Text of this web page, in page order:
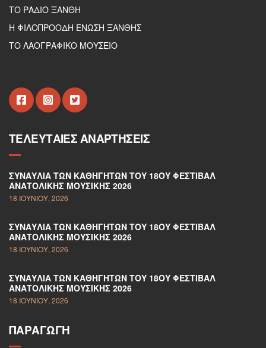
ΤΟ ΡΑΔΙΟ ΞΑΝΘΗ
Η ΦΙΛΟΠΡΟΟΔΗ ΕΝΩΣΗ ΞΑΝΘΗΣ
ΤΟ ΛΑΟΓΡΑΦΙΚΟ ΜΟΥΣΕΙΟ
ΤΕΛΕΥΤΑΊΕΣ ΑΝΑΡΤΉΣΕΙΣ
ΣΥΝΑΥΛΊΑ ΤΩΝ ΚΑΘΗΓΗΤΏΝ ΤΟΥ 18ΟΥ ΦΕΣΤΙΒΆΛ
ΑΝΑΤΟΛΙΚΉΣ ΜΟΥΣΙΚΉΣ 2026
18 ΙΟΥΝΊΟΥ, 2026
ΣΥΝΑΥΛΊΑ ΤΩΝ ΚΑΘΗΓΗΤΏΝ ΤΟΥ 18ΟΥ ΦΕΣΤΙΒΆΛ
ΑΝΑΤΟΛΙΚΉΣ ΜΟΥΣΙΚΉΣ 2026
18 ΙΟΥΝΊΟΥ, 2026
ΣΥΝΑΥΛΊΑ ΤΩΝ ΚΑΘΗΓΗΤΏΝ ΤΟΥ 18ΟΥ ΦΕΣΤΙΒΆΛ
ΑΝΑΤΟΛΙΚΉΣ ΜΟΥΣΙΚΉΣ 2026
18 ΙΟΥΝΊΟΥ, 2026
ΠΑΡΑΓΩΓΉ